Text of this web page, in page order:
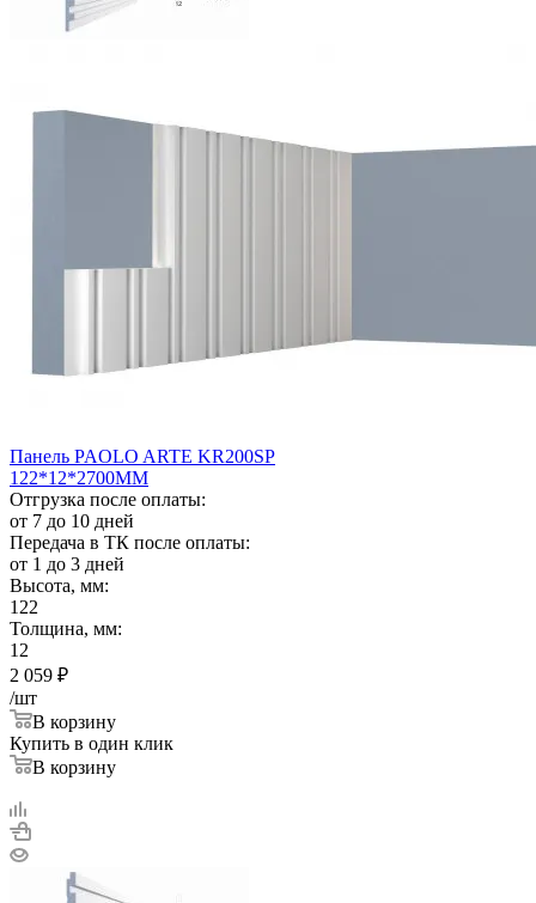
Панель PAOLO ARTE KR200SP
122*12*2700ММ
Отгрузка после оплаты:
от 7 до 10 дней
Передача в ТК после оплаты:
от 1 до 3 дней
Высота, мм:
122
Толщина, мм:
12
2 059 ₽
/шт
В корзину
Купить в один клик
В корзину